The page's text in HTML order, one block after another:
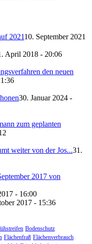
202110. September 2021
April 2018 - 20:06
den neuen
30. Januar 2024 -
zum geplanten
weiter von der Jos...31.
2017 von
- 16:00
2017 - 15:36
Bodenschutz
Flächenfraß Flächenverbrauch